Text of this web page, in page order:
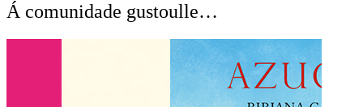
Á comunidade gustoulle…